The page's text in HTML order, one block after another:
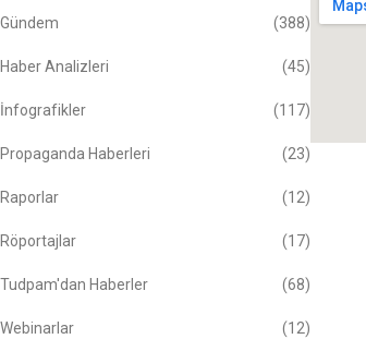
Gündem (388)
Haber Analizleri (45)
İnfografikler (117)
Propaganda Haberleri (23)
Raporlar (12)
Röportajlar (17)
Tudpam'dan Haberler (68)
Webinarlar (12)